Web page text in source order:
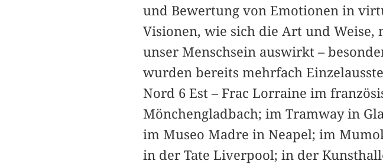
und Bewertung von Emotionen in
Visionen, wie sich die Art und
unser Menschsein auswirkt –
wurden bereits mehrfach
Nord 6 Est – Frac Lorraine im
Mönchengladbach; im Tramway in
im Museo Madre in Neapel; im
in der Tate Liverpool; in der